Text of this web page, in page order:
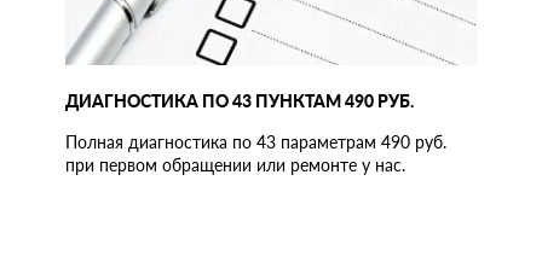
ДИАГНОСТИКА ПО 43 ПУНКТАМ 490 РУБ.
Полная диагностика по 43 параметрам 490 руб.
при первом обращении или ремонте у нас.